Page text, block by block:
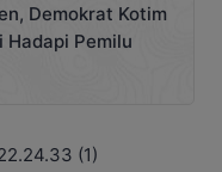
Demokrat Kotim
Hadapi Pemilu